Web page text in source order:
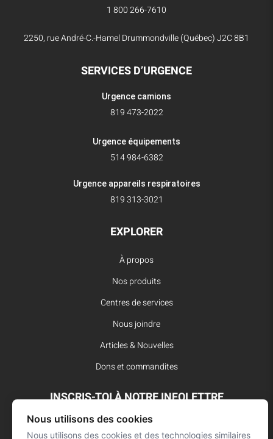
1 800 266-7610
2250, rue André-C.-Hamel Drummondville (Québec) J2C 8B1
SERVICES D’URGENCE
Urgence camions
819 473-2022
Urgence équipements
514 984-6382
Urgence appareils respiratoires
819 313-3021
EXPLORER
À propos
Nos produits
Centres de services
Nous joindre
Articles & Nouvelles
Dons et commandites
INSCRIS-TOI À NOTRE INFOLETTRE
Reste à l’affût des dernières innovations pour vos interventions
d’urgence et ne manque aucune nouvelle de L’Arsenal.
Nous utilisons des cookies
Nous utilisons des cookies et des technologies similaires